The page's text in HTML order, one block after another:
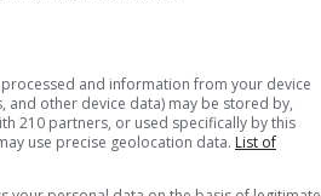
Beauchamp,
Chamber SEVP
and information from your device
and other device data) may be stored by,
210 partners, or used specifically by this
use precise geolocation data. List of